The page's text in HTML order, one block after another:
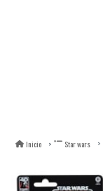
Inicio Star wars